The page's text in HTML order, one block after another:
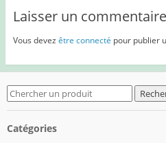
Laisser un commentaire
Vous devez être connecté pour publier
Search
for:
Catégories